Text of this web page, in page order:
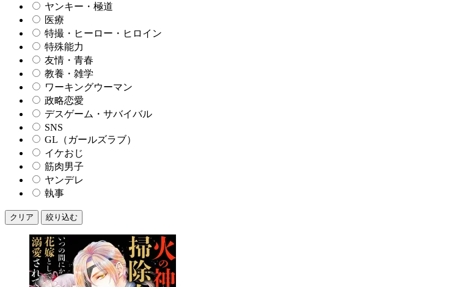
ヤンキー・極道
医療
特撮・ヒーロー・ヒロイン
特殊能力
友情・青春
教養・雑学
ワーキングウーマン
政略恋愛
デスゲーム・サバイバル
SNS
GL（ガールズラブ）
イケおじ
筋肉男子
ヤンデレ
執事
クリア 絞り込む